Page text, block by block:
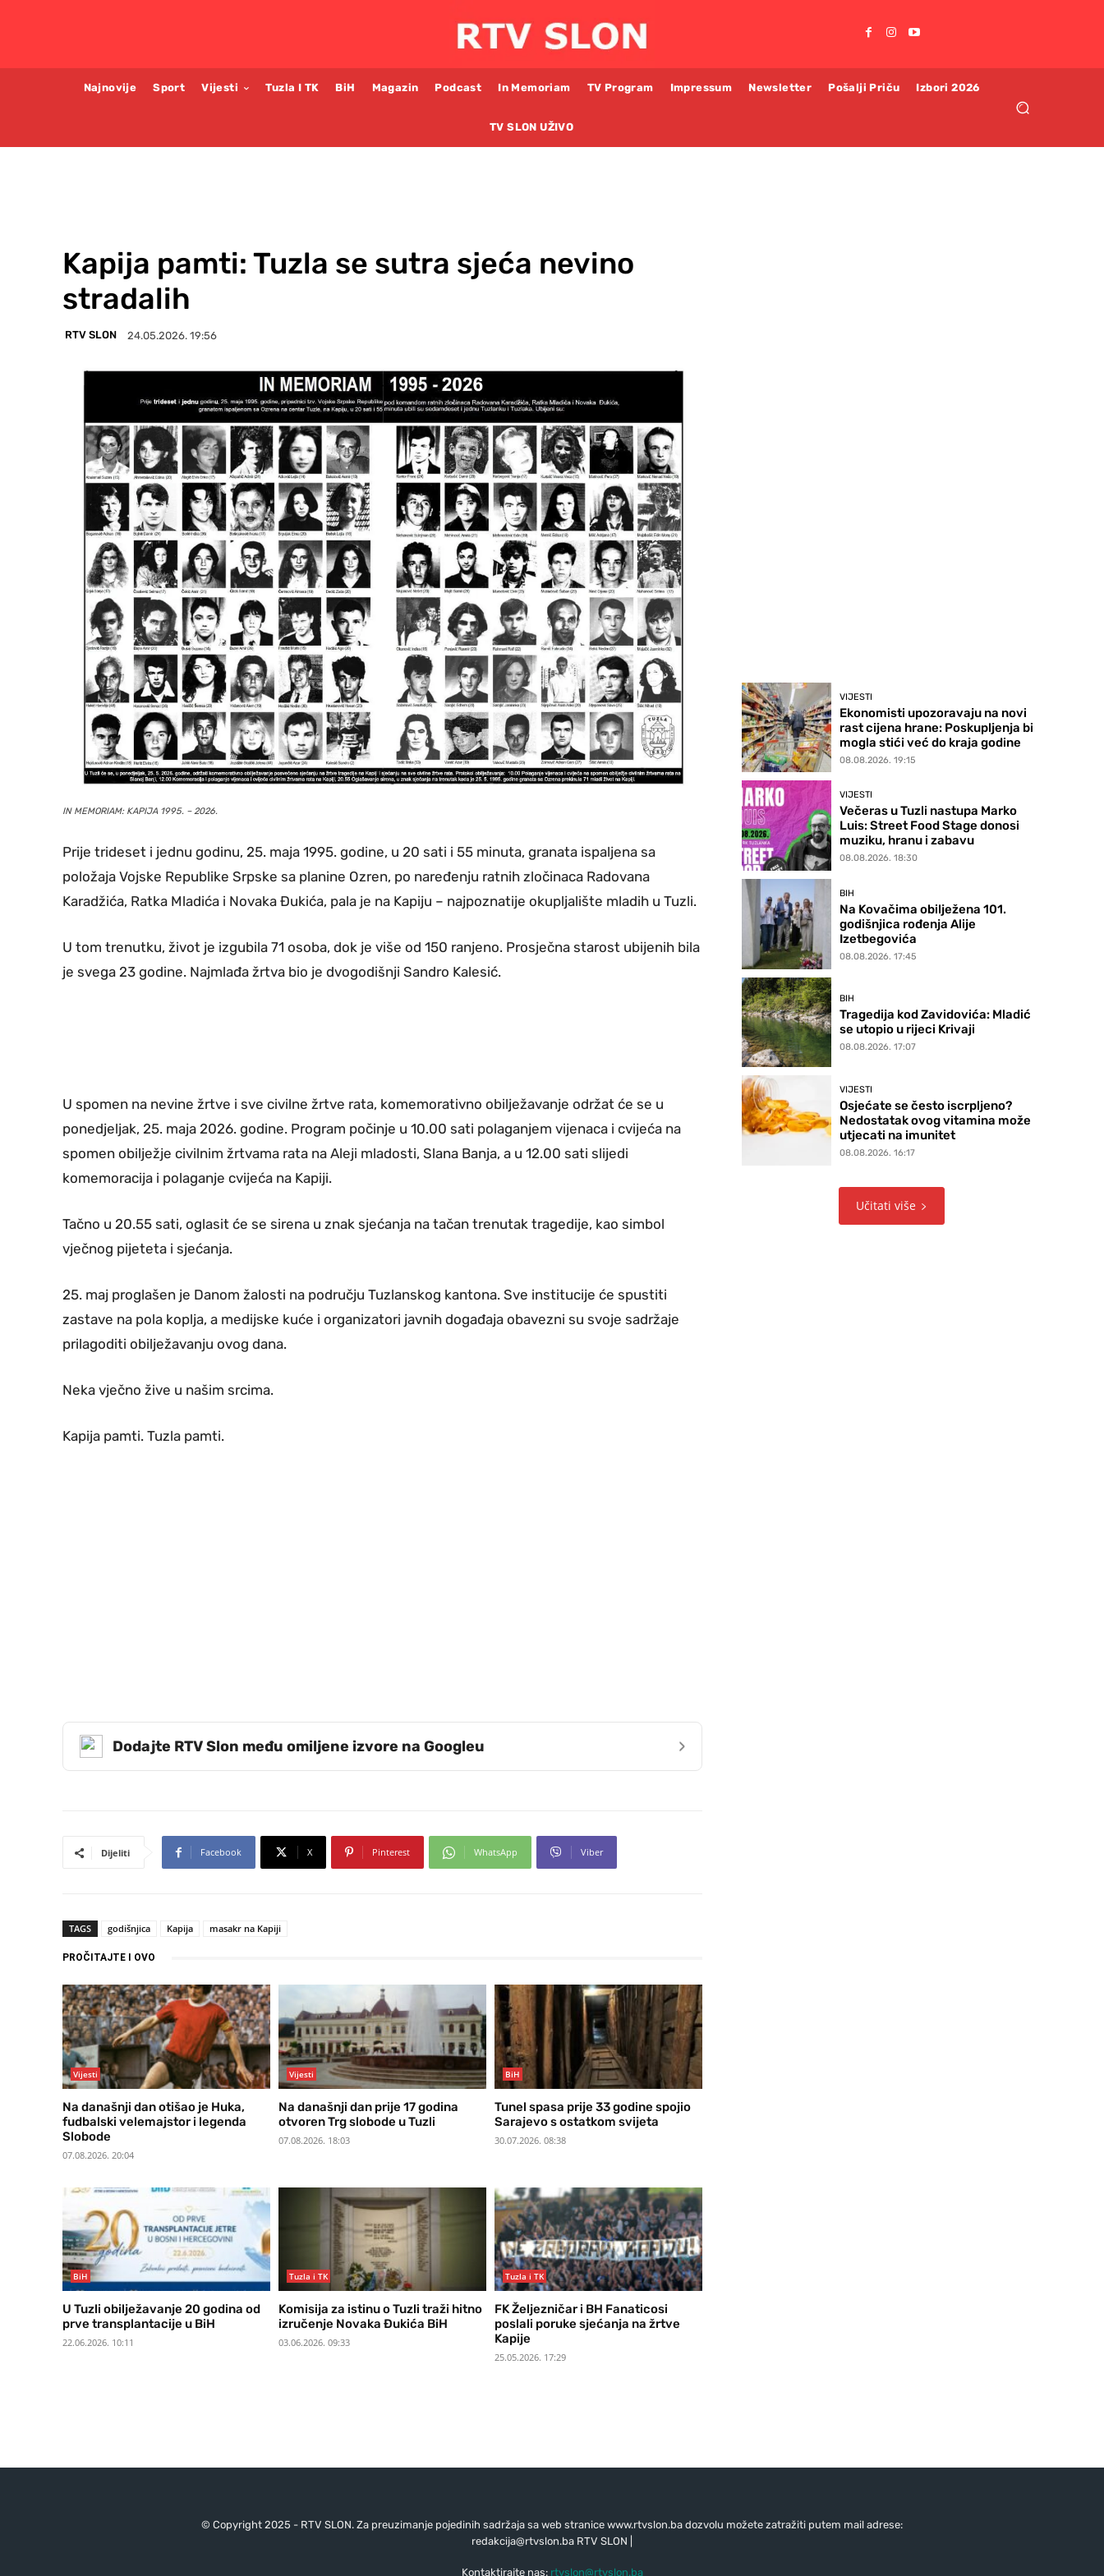
Najnovije Sport Vijesti Tuzla I TK BiH Magazin Podcast In Memoriam TV Program Impressum Newsletter Pošalji Priču Izbori 2026
TV SLON UŽIVO
Kapija pamti: Tuzla se sutra sjeća nevino
stradalih
RTV SLON 24.05.2026. 19:56
IN MEMORIAM: KAPIJA 1995. – 2026.
Prije trideset i jednu godinu, 25. maja 1995. godine, u 20 sati i 55 minuta, granata ispaljena sa
položaja Vojske Republike Srpske sa planine Ozren, po naređenju ratnih zločinaca Radovana
Karadžića, Ratka Mladića i Novaka Đukića, pala je na Kapiju – najpoznatije okupljalište mladih u Tuzli.
U tom trenutku, život je izgubila 71 osoba, dok je više od 150 ranjeno. Prosječna starost ubijenih bila
je svega 23 godine. Najmlađa žrtva bio je dvogodišnji Sandro Kalesić.
U spomen na nevine žrtve i sve civilne žrtve rata, komemorativno obilježavanje održat će se u
ponedjeljak, 25. maja 2026. godine. Program počinje u 10.00 sati polaganjem vijenaca i cvijeća na
spomen obilježje civilnim žrtvama rata na Aleji mladosti, Slana Banja, a u 12.00 sati slijedi
komemoracija i polaganje cvijeća na Kapiji.
Tačno u 20.55 sati, oglasit će se sirena u znak sjećanja na tačan trenutak tragedije, kao simbol
vječnog pijeteta i sjećanja.
25. maj proglašen je Danom žalosti na području Tuzlanskog kantona. Sve institucije će spustiti
zastave na pola koplja, a medijske kuće i organizatori javnih događaja obavezni su svoje sadržaje
prilagoditi obilježavanju ovog dana.
Neka vječno žive u našim srcima.
Kapija pamti. Tuzla pamti.
Dodajte RTV Slon među omiljene izvore na Googleu ›
Dijeliti Facebook X Pinterest WhatsApp Viber
TAGS godišnjica Kapija masakr na Kapiji
PROČITAJTE I OVO
Vijesti
Na današnji dan otišao je Huka,
fudbalski velemajstor i legenda
Slobode
07.08.2026. 20:04
Vijesti
Na današnji dan prije 17 godina
otvoren Trg slobode u Tuzli
07.08.2026. 18:03
BiH
Tunel spasa prije 33 godine spojio
Sarajevo s ostatkom svijeta
30.07.2026. 08:38
BiH
U Tuzli obilježavanje 20 godina od
prve transplantacije u BiH
22.06.2026. 10:11
Tuzla i TK
Komisija za istinu o Tuzli traži hitno
izručenje Novaka Đukića BiH
03.06.2026. 09:33
Tuzla i TK
FK Željezničar i BH Fanaticosi
poslali poruke sjećanja na žrtve
Kapije
25.05.2026. 17:29
VIJESTI
Ekonomisti upozoravaju na novi
rast cijena hrane: Poskupljenja bi
mogla stići već do kraja godine
08.08.2026. 19:15
VIJESTI
Večeras u Tuzli nastupa Marko
Luis: Street Food Stage donosi
muziku, hranu i zabavu
08.08.2026. 18:30
BIH
Na Kovačima obilježena 101.
godišnjica rođenja Alije
Izetbegovića
08.08.2026. 17:45
BIH
Tragedija kod Zavidovića: Mladić
se utopio u rijeci Krivaji
08.08.2026. 17:07
VIJESTI
Osjećate se često iscrpljeno?
Nedostatak ovog vitamina može
utjecati na imunitet
08.08.2026. 16:17
Učitati više
© Copyright 2025 - RTV SLON. Za preuzimanje pojedinih sadržaja sa web stranice www.rtvslon.ba dozvolu možete zatražiti putem mail adrese:
redakcija@rtvslon.baRTV SLON |
Kontaktirajte nas: rtvslon@rtvslon.ba